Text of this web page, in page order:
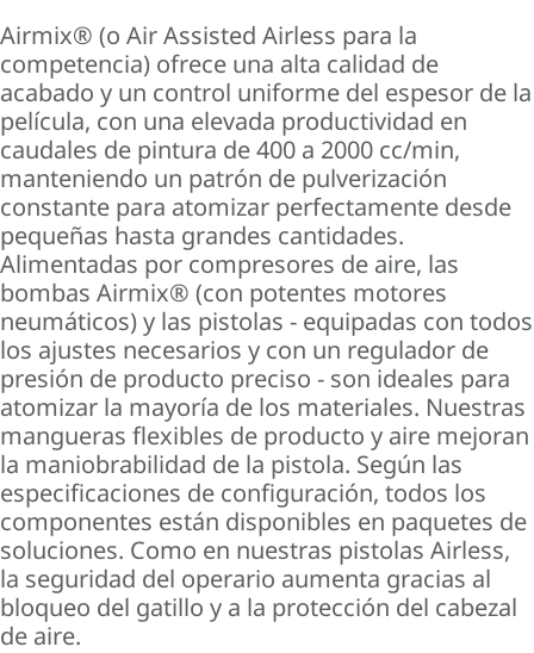
Airmix® (o Air Assisted Airless para la
competencia) ofrece una alta calidad de
acabado y un control uniforme del espesor de la
película, con una elevada productividad en
caudales de pintura de 400 a 2000 cc/min,
manteniendo un patrón de pulverización
constante para atomizar perfectamente desde
pequeñas hasta grandes cantidades.
Alimentadas por compresores de aire, las
bombas Airmix® (con potentes motores
neumáticos) y las pistolas - equipadas con todos
los ajustes necesarios y con un regulador de
presión de producto preciso - son ideales para
atomizar la mayoría de los materiales. Nuestras
mangueras flexibles de producto y aire mejoran
la maniobrabilidad de la pistola. Según las
especificaciones de configuración, todos los
componentes están disponibles en paquetes de
soluciones. Como en nuestras pistolas Airless,
la seguridad del operario aumenta gracias al
bloqueo del gatillo y a la protección del cabezal
de aire.